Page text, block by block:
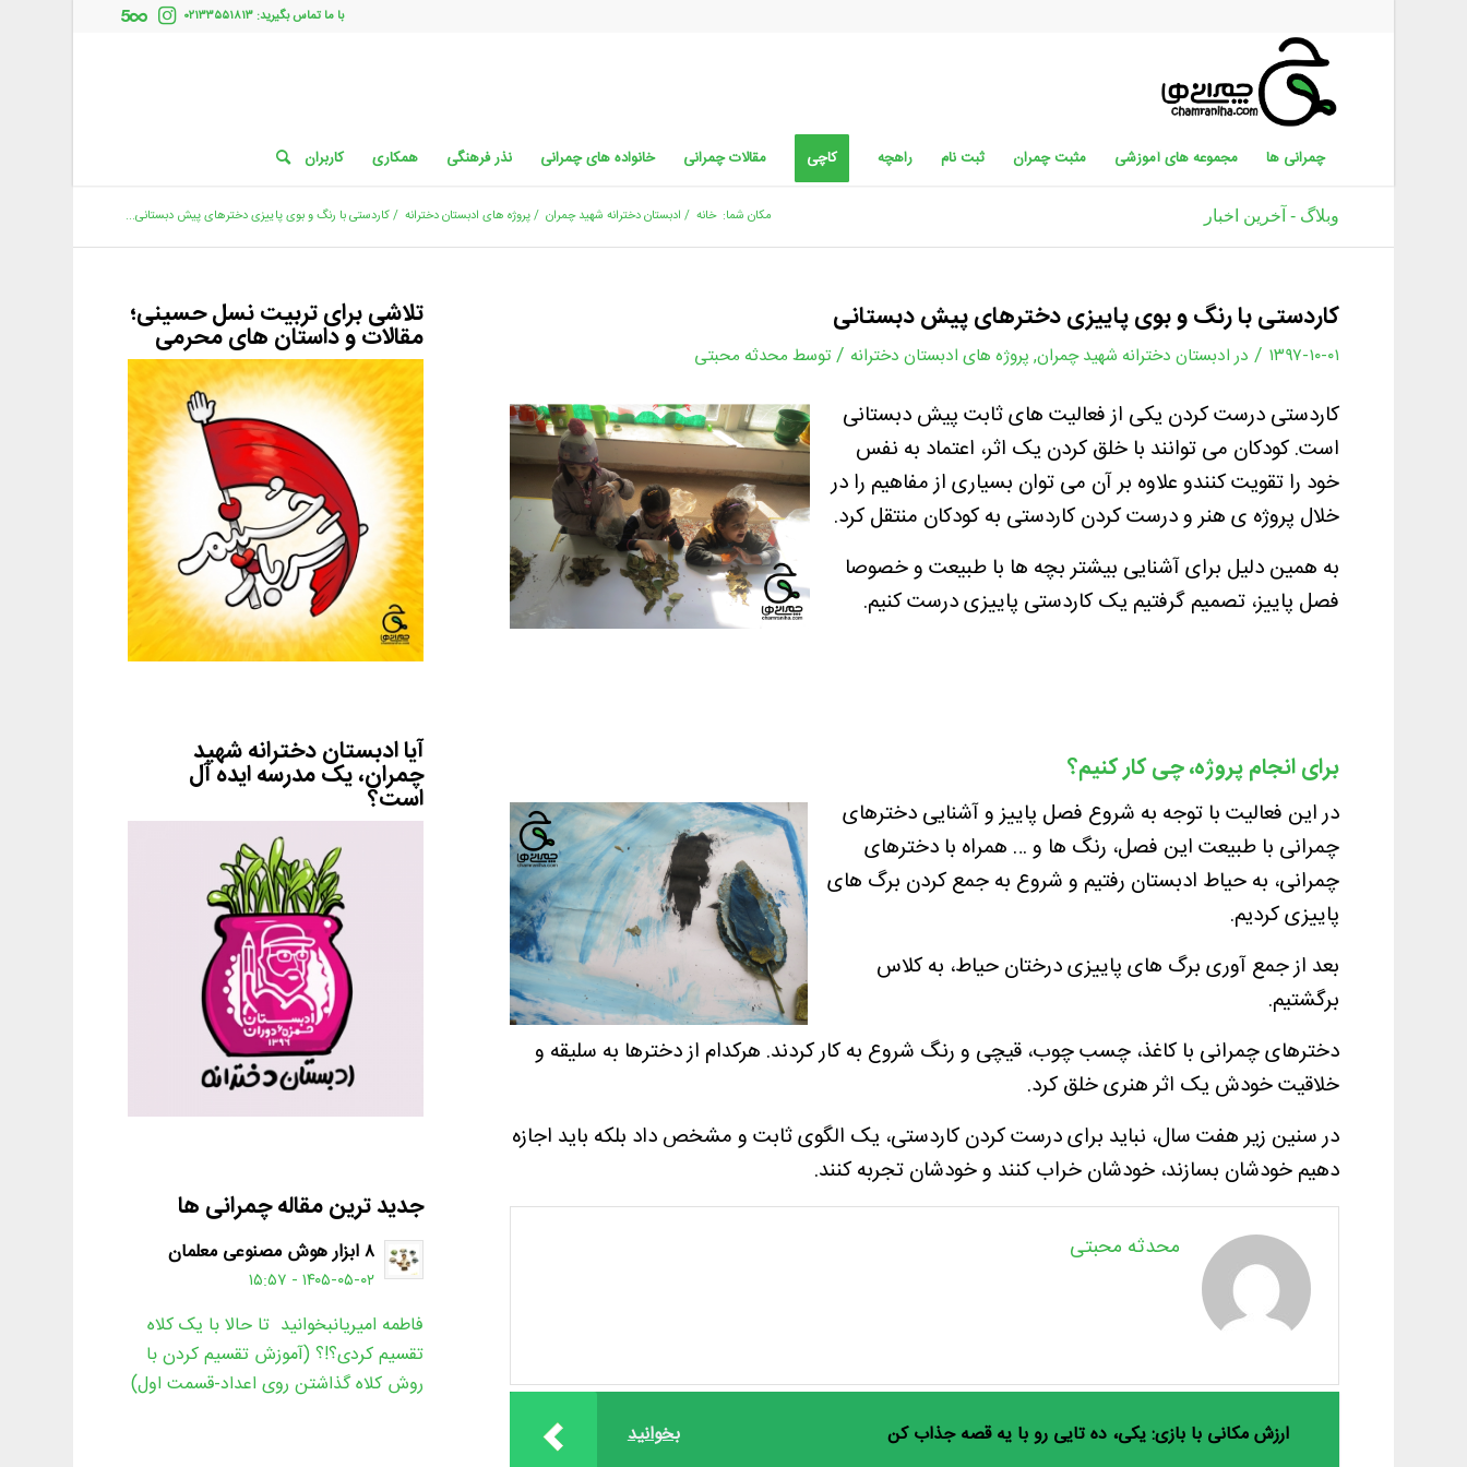
با ما تماس بگیرید: ۰۲۱۳۳۵۵۱۸۱۳
چمرانی ها مجموعه های آموزشی مثبت چمران ثبت نام راهچه کاچی مقالات چمرانی خانواده های چمرانی نذر فرهنگی همکاری کاربران
وبلاگ - آخرین اخبار مکان شما: خانه / ادبستان دخترانه شهید چمران /پروژه های ادبستان دخترانه /کاردستی با رنگ و بوی پاییزی دخترهای پیش دبستانی...
کاردستی با رنگ و بوی پاییزی دخترهای پیش دبستانی
۱۳۹۷-۱۰-۰۱ / درادبستان دخترانه شهید چمران, پروژه های ادبستان دخترانه / توسط محدثه محبتی
کاردستی درست کردن یکی از فعالیت های ثابت پیش دبستانی
است. کودکان می توانند با خلق کردن یک اثر، اعتماد به نفس
خود را تقویت کنندو علاوه بر آن می توان بسیاری از مفاهیم را در
خلال پروژه ی هنر و درست کردن کاردستی به کودکان منتقل کرد.
به همین دلیل برای آشنایی بیشتر بچه ها با طبیعت و خصوصا
فصل پاییز، تصمیم گرفتیم یک کاردستی پاییزی درست کنیم.
برای انجام پروژه، چی کار کنیم؟
در این فعالیت با توجه به شروع فصل پاییز و آشنایی دخترهای
چمرانی با طبیعت این فصل، رنگ ها و … همراه با دخترهای
چمرانی، به حیاط ادبستان رفتیم و شروع به جمع کردن برگ های
پاییزی کردیم.
بعد از جمع آوری برگ های پاییزی درختان حیاط، به کلاس
برگشتیم.
دخترهای چمرانی با کاغذ، چسب چوب، قیچی و رنگ شروع به کار کردند. هرکدام از دخترها به سلیقه و
خلاقیت خودش یک اثر هنری خلق کرد.
در سنین زیر هفت سال، نباید برای درست کردن کاردستی، یک الگوی ثابت و مشخص داد بلکه باید اجازه
دهیم خودشان بسازند، خودشان خراب کنند و خودشان تجربه کنند.
محدثه محبتی
بخوانید ارزش مکانی با بازی: یکی، ده تایی رو با یه قصه جذاب کن
تلاشی برای تربیت نسل حسینی؛
مقالات و داستان های محرمی
آیا ادبستان دخترانه شهید
چمران، یک مدرسه ایده آل
است؟
جدید ترین مقاله چمرانی ها
۸ ابزار هوش مصنوعی معلمان
۱۴۰۵-۰۵-۰۲ - ۱۵:۵۷
فاطمه امیریانبخوانید تا حالا با یک کلاه
تقسیم کردی؟!؟ (آموزش تقسیم کردن با
روش کلاه گذاشتن روی اعداد-قسمت اول)